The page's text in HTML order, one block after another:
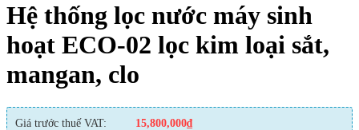
Hệ thống lọc nước máy sinh
hoạt ECO-02 lọc kim loại sắt,
mangan, clo
Giá trước thuế VAT: 15,800,000₫